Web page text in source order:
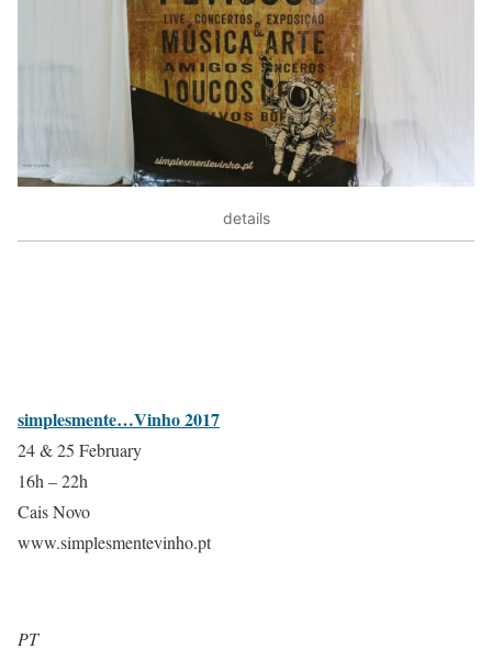
details
simplesmente…Vinho 2017
24 & 25 February
16h – 22h
Cais Novo
www.simplesmentevinho.pt
PT